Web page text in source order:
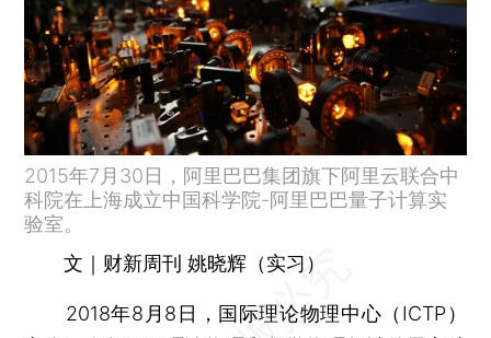
2015年7月30日，阿里巴巴集团旗下阿里云联合中
科院在上海成立中国科学院-阿里巴巴量子计算实
验室。
文｜财新周刊 姚晓辉（实习）
2018年8月8日，国际理论物理中心（ICTP）